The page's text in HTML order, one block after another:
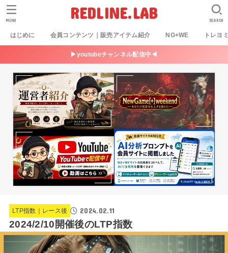
REDLINE.LAB
はじめに 会員コンテンツ｜販売アイテム紹介 NG+WE トレヨ
SEARCH
MENU
▶youtubeチャンネル配信中◀
LTP指数｜レース後 2024.02.11
2024/2/10開催後のLTP指数